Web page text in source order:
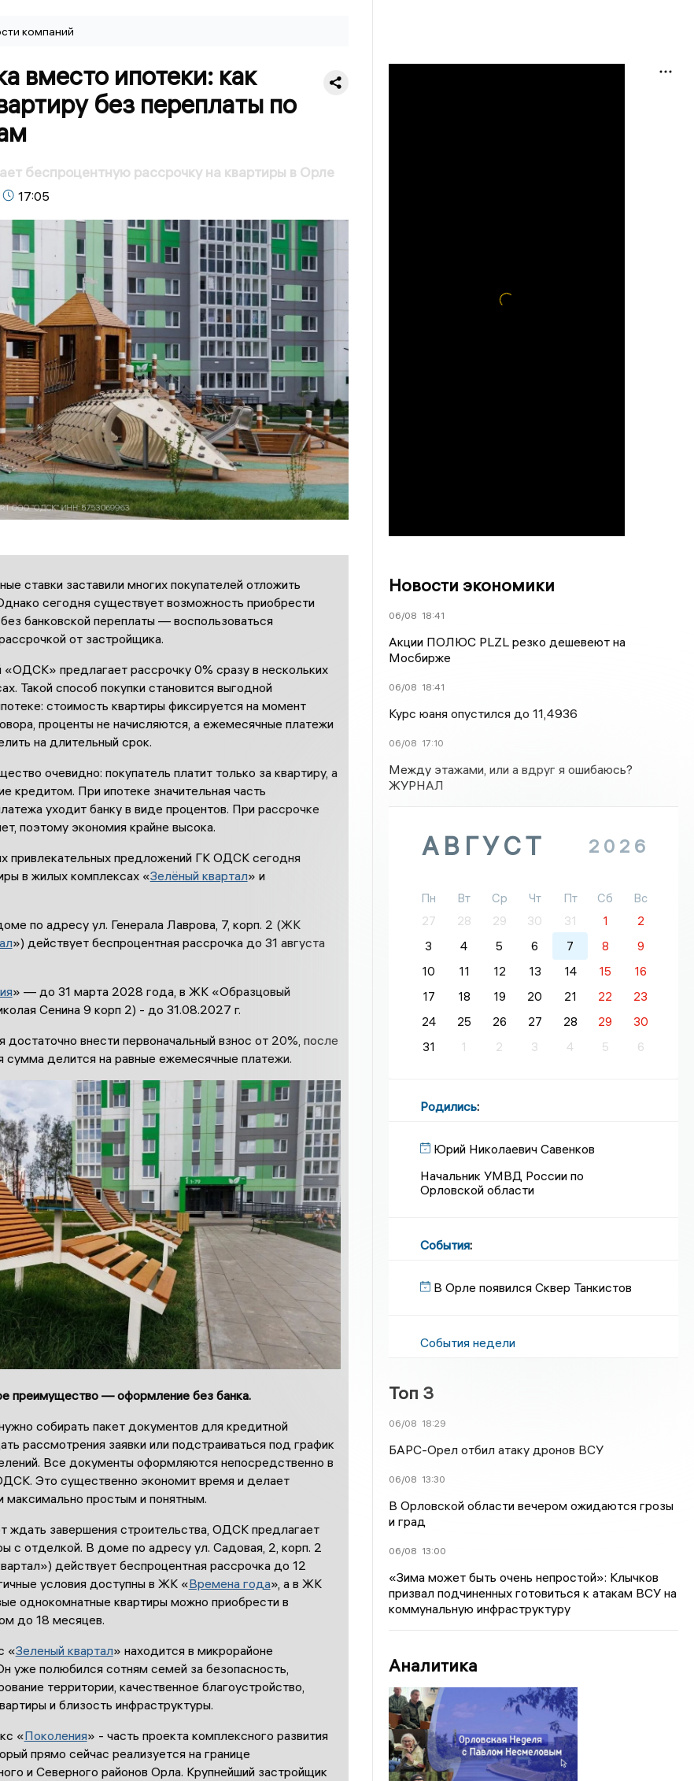
компаний
вместо ипотеки: как
без переплаты по
беспроцентную рассрочку на квартиры в Орле
17:05
ставки заставили многих покупателей отложить
сегодня существует возможность приобрести
банковской переплаты — воспользоваться
от застройщика.
«ОДСК» предлагает рассрочку 0% сразу в нескольких
Такой способ покупки становится выгодной
стоимость квартиры фиксируется на момент
проценты не начисляются, а ежемесячные платежи
на длительный срок.
очевидно: покупатель платит только за квартиру, а
кредитом. При ипотеке значительная часть
уходит банку в виде процентов. При рассрочке
поэтому экономия крайне высока.
привлекательных предложений ГК ОДСК сегодня
в жилых комплексах «Зелёный квартал» и
по адресу ул. Генерала Лаврова, 7, корп. 2 (ЖК
») действует беспроцентная рассрочка до 31 августа
» — до 31 марта 2028 года, в ЖК «Образцовый
Сенина 9 корп 2) - до 31.08.2027 г.
внести первоначальный взнос от 20%, после
сумма делится на равные ежемесячные платежи.
преимущество — оформление без банка.
собирать пакет документов для кредитной
рассмотрения заявки или подстраиваться под график
Все документы оформляются непосредственно в
Это существенно экономит время и делает
максимально простым и понятным.
ждать завершения строительства, ОДСК предлагает
с отделкой. В доме по адресу ул. Садовая, 2, корп. 2
действует беспроцентная рассрочка до 12
условия доступны в ЖК «Времена года», а в ЖК
однокомнатные квартиры можно приобрести в
до 18 месяцев.
«Зеленый квартал» находится в микрорайоне
уже полюбился сотням семей за безопасность,
территории, качественное благоустройство,
и близость инфраструктуры.
«Поколения» - часть проекта комплексного развития
прямо сейчас реализуется на границе
и Северного районов Орла. Крупнейший застройщик
Новости экономики
06/08 18:41
Акции ПОЛЮС PLZL резко дешевеют на
Мосбирже
06/08 18:41
Курс юаня опустился до 11,4936
06/08 17:10
Между этажами, или а вдруг я ошибаюсь?
ЖУРНАЛ
АВГУСТ 2026
Пн Вт Ср Чт Пт Сб
Вс
27
28 29 30 31 1
2
3
4 5 6 7 8
9
10
11 12 13 14 15
16
17
18 19 20 21 22
23
24
25 26 27 28 29
30
31
1 2 3 4 5 6
Родились:
Юрий Николаевич Савенков
Начальник УМВД России по
Орловской области
События:
В Орле появился Сквер Танкистов
События недели
Топ 3
06/08 18:29
БАРС-Орел отбил атаку дронов ВСУ
06/08 13:30
В Орловской области вечером ожидаются грозы
и град
06/08 13:00
«Зима может быть очень непростой»: Клычков
призвал подчиненных готовиться к атакам ВСУ на
коммунальную инфраструктуру
Аналитика